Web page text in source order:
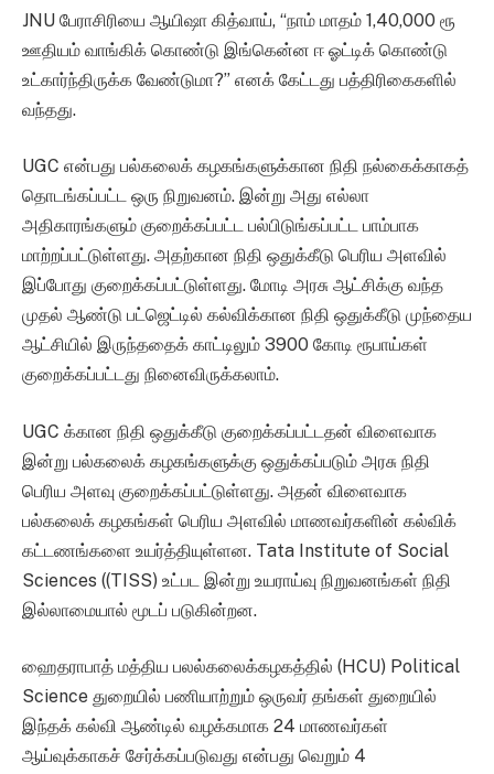
JNU பேராசிரியை ஆயிஷா கித்வாய், “நாம் மாதம் 1,40,000 ரூ
ஊதியம் வாங்கிக் கொண்டு இங்கென்ன ஈ ஓட்டிக் கொண்டு
உட்கார்ந்திருக்க வேண்டுமா?” எனக் கேட்டது பத்திரிகைகளில்
வந்தது.
UGC என்பது பல்கலைக் கழகங்களுக்கான நிதி நல்கைக்காகத்
தொடங்கப்பட்ட ஒரு நிறுவனம். இன்று அது எல்லா
அதிகாரங்களும் குறைக்கப்பட்ட பல்பிடுங்கப்பட்ட பாம்பாக
மாற்றப்பட்டுள்ளது. அதற்கான நிதி ஒதுக்கீடு பெரிய அளவில்
இப்போது குறைக்கப்பட்டுள்ளது. மோடி அரசு ஆட்சிக்கு வந்த
முதல் ஆண்டு பட்ஜெட்டில் கல்விக்கான நிதி ஒதுக்கீடு முந்தைய
ஆட்சியில் இருந்ததைக் காட்டிலும் 3900 கோடி ரூபாய்கள்
குறைக்கப்பட்டது நினைவிருக்கலாம்.
UGC க்கான நிதி ஒதுக்கீடு குறைக்கப்பட்டதன் விளைவாக
இன்று பல்கலைக் கழகங்களுக்கு ஒதுக்கப்படும் அரசு நிதி
பெரிய அளவு குறைக்கப்பட்டுள்ளது. அதன் விளைவாக
பல்கலைக் கழகங்கள் பெரிய அளவில் மாணவர்களின் கல்விக்
கட்டணங்களை உயர்த்தியுள்ளன. Tata Institute of Social
Sciences ((TISS) உட்பட இன்று உயராய்வு நிறுவனங்கள் நிதி
இல்லாமையால் மூடப் படுகின்றன.
ஹைதராபாத் மத்திய பலல்கலைக்கழகத்தில் (HCU) Political
Science துறையில் பணியாற்றும் ஒருவர் தங்கள் துறையில்
இந்தக் கல்வி ஆண்டில் வழக்கமாக 24 மாணவர்கள்
ஆய்வுக்காகச் சேர்க்கப்படுவது என்பது வெறும் 4